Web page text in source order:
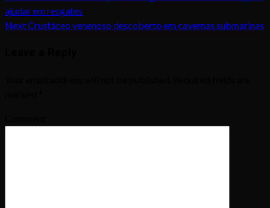
ajudar em resgates
NextCrustáceo venenoso descoberto em cavernas submarinas